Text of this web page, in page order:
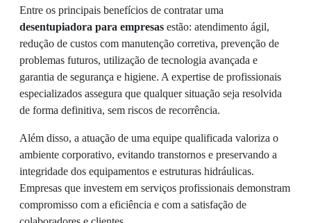
Entre os principais benefícios de contratar uma
desentupiadora para empresas estão: atendimento ágil,
redução de custos com manutenção corretiva, prevenção de
problemas futuros, utilização de tecnologia avançada e
garantia de segurança e higiene. A expertise de profissionais
especializados assegura que qualquer situação seja resolvida
de forma definitiva, sem riscos de recorrência.
Além disso, a atuação de uma equipe qualificada valoriza o
ambiente corporativo, evitando transtornos e preservando a
integridade dos equipamentos e estruturas hidráulicas.
Empresas que investem em serviços profissionais demonstram
compromisso com a eficiência e com a satisfação de